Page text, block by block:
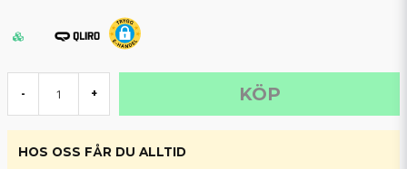
- + KÖP
HOS OSS FÅR DU ALLTID